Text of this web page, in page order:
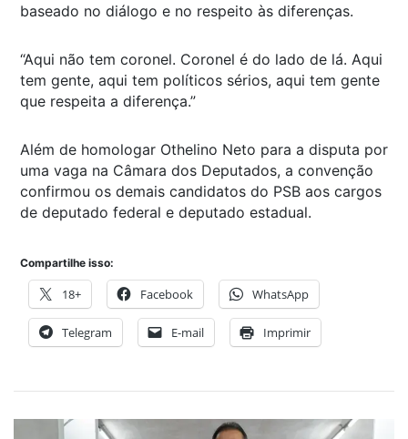
baseado no diálogo e no respeito às diferenças.
“Aqui não tem coronel. Coronel é do lado de lá. Aqui
tem gente, aqui tem políticos sérios, aqui tem gente
que respeita a diferença.”
Além de homologar Othelino Neto para a disputa por
uma vaga na Câmara dos Deputados, a convenção
confirmou os demais candidatos do PSB aos cargos
de deputado federal e deputado estadual.
Compartilhe isso:
18+ Facebook WhatsApp
Telegram E-mail Imprimir